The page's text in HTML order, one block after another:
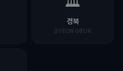
경북
GYEONGBUK